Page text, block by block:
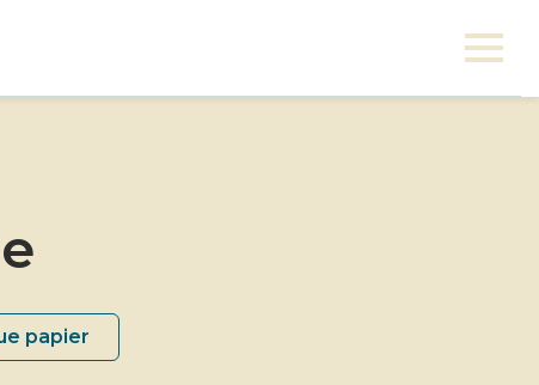
papier